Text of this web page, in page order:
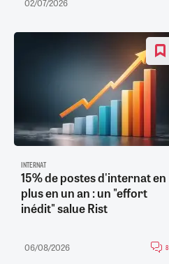
INTERNAT
15% de postes d'internat en
plus en un an : un "effort
inédit" salue Rist
06/08/2026 8